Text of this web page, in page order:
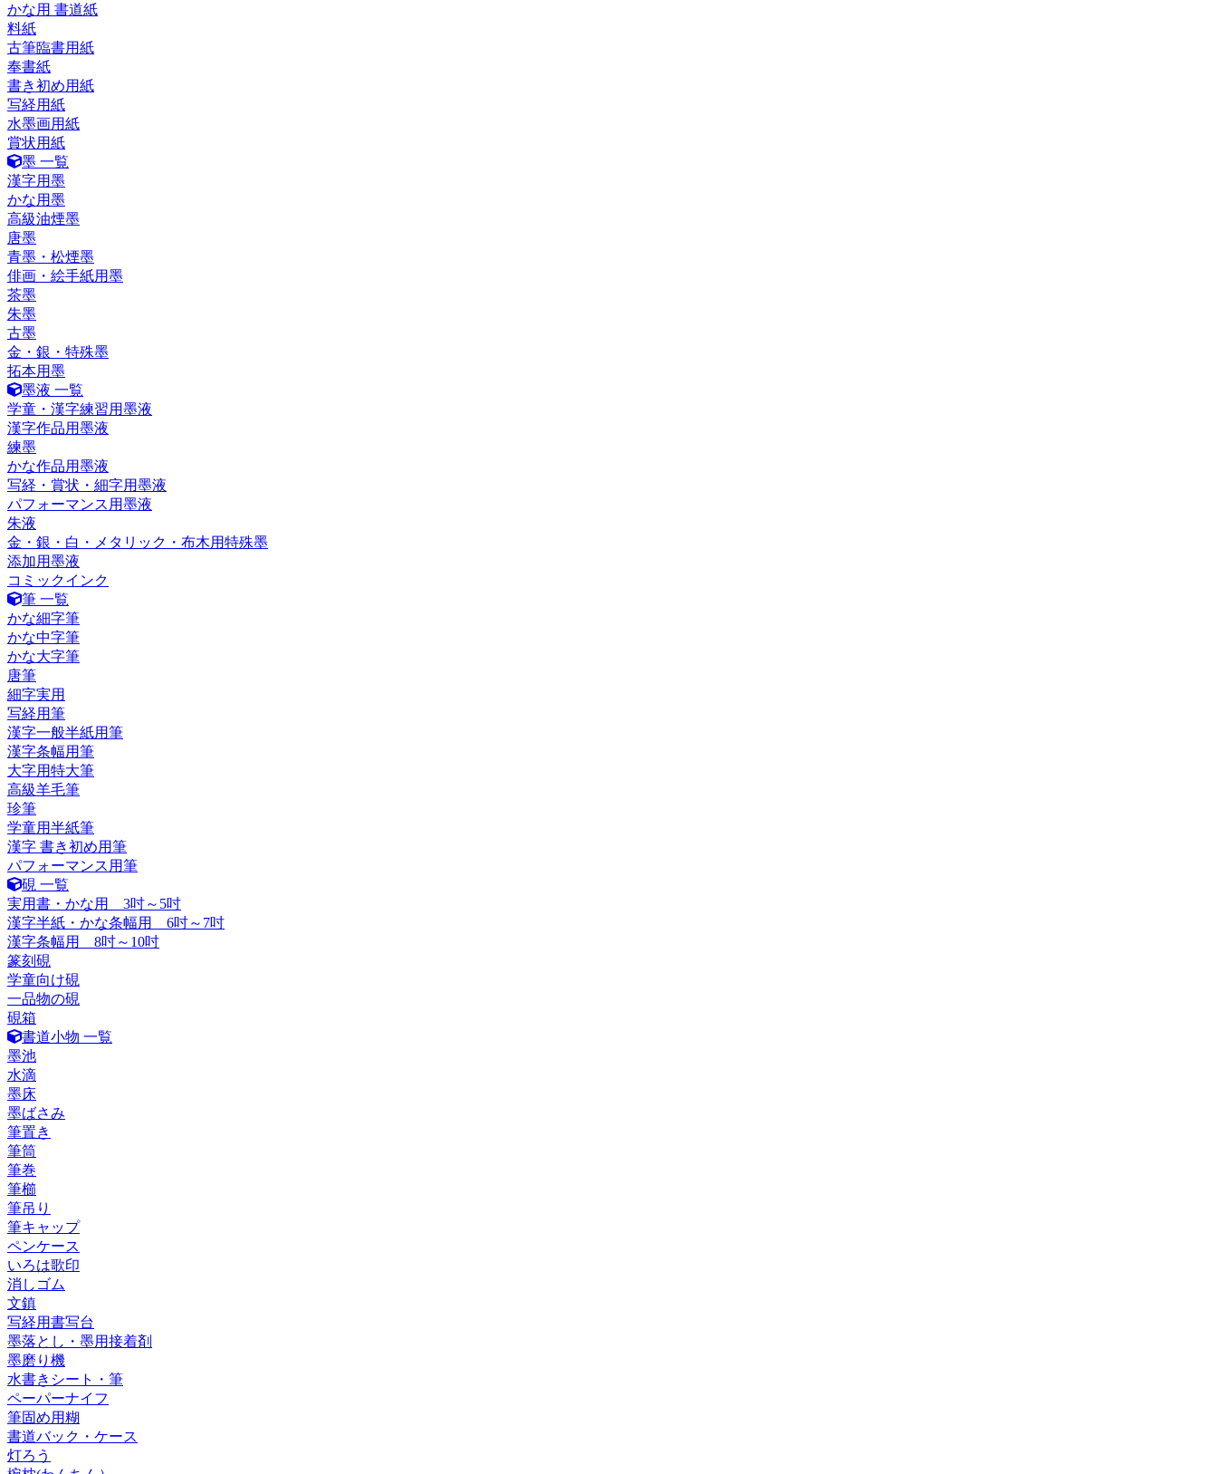
かな用 書道紙
料紙
古筆臨書用紙
奉書紙
書き初め用紙
写経用紙
水墨画用紙
賞状用紙
墨 一覧
漢字用墨
かな用墨
高級油煙墨
唐墨
青墨・松煙墨
俳画・絵手紙用墨
茶墨
朱墨
古墨
金・銀・特殊墨
拓本用墨
墨液 一覧
学童・漢字練習用墨液
漢字作品用墨液
練墨
かな作品用墨液
写経・賞状・細字用墨液
パフォーマンス用墨液
朱液
金・銀・白・メタリック・布木用特殊墨
添加用墨液
コミックインク
筆 一覧
かな細字筆
かな中字筆
かな大字筆
唐筆
細字実用
写経用筆
漢字一般半紙用筆
漢字条幅用筆
大字用特大筆
高級羊毛筆
珍筆
学童用半紙筆
漢字 書き初め用筆
パフォーマンス用筆
硯 一覧
実用書・かな用 3吋～5吋
漢字半紙・かな条幅用 6吋～7吋
漢字条幅用 8吋～10吋
篆刻硯
学童向け硯
一品物の硯
硯箱
書道小物 一覧
墨池
水滴
墨床
墨ばさみ
筆置き
筆筒
筆巻
筆櫛
筆吊り
筆キャップ
ペンケース
いろは歌印
消しゴム
文鎮
写経用書写台
墨落とし・墨用接着剤
墨磨り機
水書きシート・筆
ペーパーナイフ
筆固め用糊
書道バック・ケース
灯ろう